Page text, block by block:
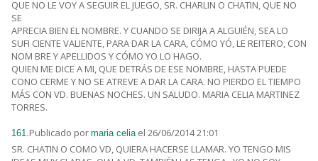
QUE NO LE VOY A SEGUIR EL JUEGO, SR. CHARLIN O CHATIN, QUE NO
SE
APRECIA BIEN EL NOMBRE. Y CUANDO SE DIRIJA A ALGUIÉN, SEA LO
SUFI CIENTE VALIENTE, PARA DAR LA CARA, CÓMO YÓ, LE REITERO, CON
NOM BRE Y APELLIDOS Y CÓMO YO LO HAGO.
QUIEN ME DICE A MI, QUE DETRÁS DE ESE NOMBRE, HASTA PUEDE
CONO CERME Y NO SE ATREVE A DAR LA CARA. NO PIERDO EL TIEMPO
MÁS CON VD. BUENAS NOCHES. UN SALUDO. MARIA CELIA MARTINEZ
TORRES.
161.Publicado por maria celia el 26/06/2014 21:01
SR. CHATIN O COMO VD, QUIERA HACERSE LLAMAR. YO TENGO MIS